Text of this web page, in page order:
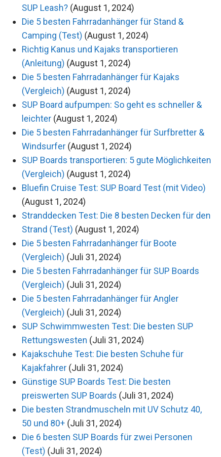
SUP Leash? (August 1, 2024)
Die 5 besten Fahrradanhänger für Stand &
Camping (Test) (August 1, 2024)
Richtig Kanus und Kajaks transportieren
(Anleitung) (August 1, 2024)
Die 5 besten Fahrradanhänger für Kajaks
(Vergleich) (August 1, 2024)
SUP Board aufpumpen: So geht es schneller &
leichter (August 1, 2024)
Die 5 besten Fahrradanhänger für Surfbretter &
Windsurfer (August 1, 2024)
SUP Boards transportieren: 5 gute Möglichkeiten
(Vergleich) (August 1, 2024)
Bluefin Cruise Test: SUP Board Test (mit Video)
(August 1, 2024)
Stranddecken Test: Die 8 besten Decken für den
Strand (Test) (August 1, 2024)
Die 5 besten Fahrradanhänger für Boote
(Vergleich) (Juli 31, 2024)
Die 5 besten Fahrradanhänger für SUP Boards
(Vergleich) (Juli 31, 2024)
Die 5 besten Fahrradanhänger für Angler
(Vergleich) (Juli 31, 2024)
SUP Schwimmwesten Test: Die besten SUP
Rettungswesten (Juli 31, 2024)
Kajakschuhe Test: Die besten Schuhe für
Kajakfahrer (Juli 31, 2024)
Günstige SUP Boards Test: Die besten
preiswerten SUP Boards (Juli 31, 2024)
Die besten Strandmuscheln mit UV Schutz 40,
50 und 80+ (Juli 31, 2024)
Die 6 besten SUP Boards für zwei Personen
(Test) (Juli 31, 2024)